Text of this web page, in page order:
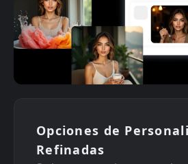
Opciones de
Refinadas